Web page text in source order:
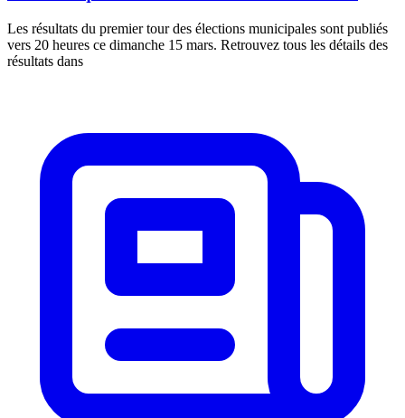
Les résultats du premier tour des élections municipales sont publiés
vers 20 heures ce dimanche 15 mars. Retrouvez tous les détails des
résultats dans